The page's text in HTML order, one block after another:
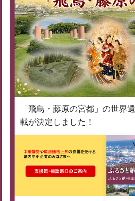
「飛鳥・藤原の宮都」の世界
載が決定しました！